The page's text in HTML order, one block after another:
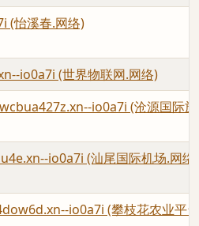
(怡溪春.网络)
io0a7i (世界物联网.网络)
io0a7i (沧源国际
io0a7i (汕尾国际机场.网络)
io0a7i (攀枝花农业平